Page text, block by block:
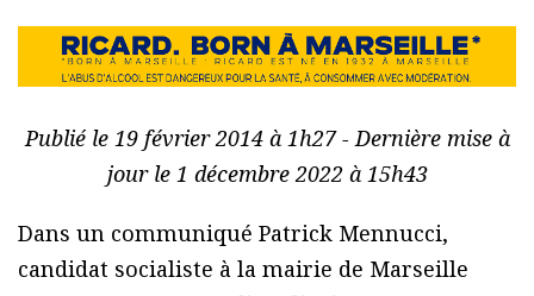
Publié le 19 février 2014 à 1h27 - Dernière mise à
jour le 1 décembre 2022 à 15h43
Dans un communiqué Patrick Mennucci,
candidat socialiste à la mairie de Marseille